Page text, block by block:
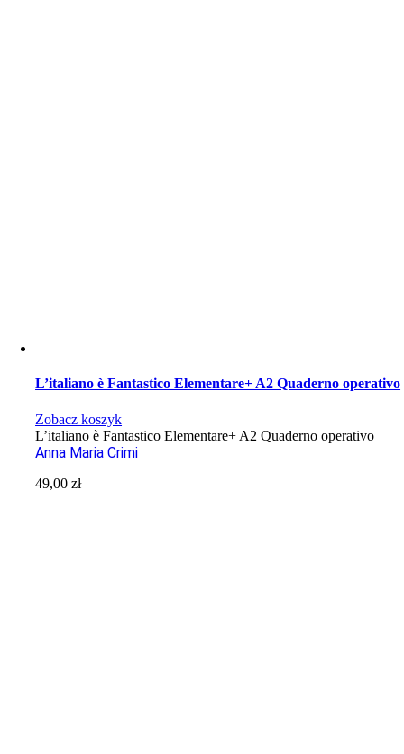
L’italiano è Fantastico Elementare+ A2 Quaderno operativo
Zobacz koszyk
L’italiano è Fantastico Elementare+ A2 Quaderno operativo
Anna Maria Crimi
49,00zł